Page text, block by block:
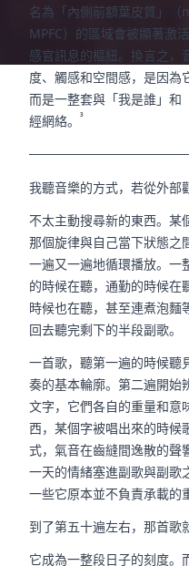
名為「內側前額葉皮質」
MPFC）的區域會被顯著激
感官訊息的樞紐。換言之，
度、觸感和空間感，是因為
而是一整套與「我是誰」和
經網絡。
³
我聽音樂的方式，若從外部
不太主動搜尋新的東西。某
那個旋律與自己當下狀態之
一遍又一遍地循環播放。一
的時候在聽，通勤的時候在
時候也在聽，甚至連煮泡麵
回去聽完剩下的半段副歌。
一首歌，聽第一遍的時候聽
奏的基本輪廓。第二遍開始
文字，它們各自的重量和意
西，某個字被唱出來的時候
式，氣音在齒縫間逸散的聲
一天的情緒塞進副歌與副歌
一些它原本並不負責承載的
到了第五十遍左右，那首歌
它成為一整段日子的刻度。